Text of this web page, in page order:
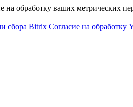
на обработку ваших метрических
сбора Bitrix Согласие на обработку